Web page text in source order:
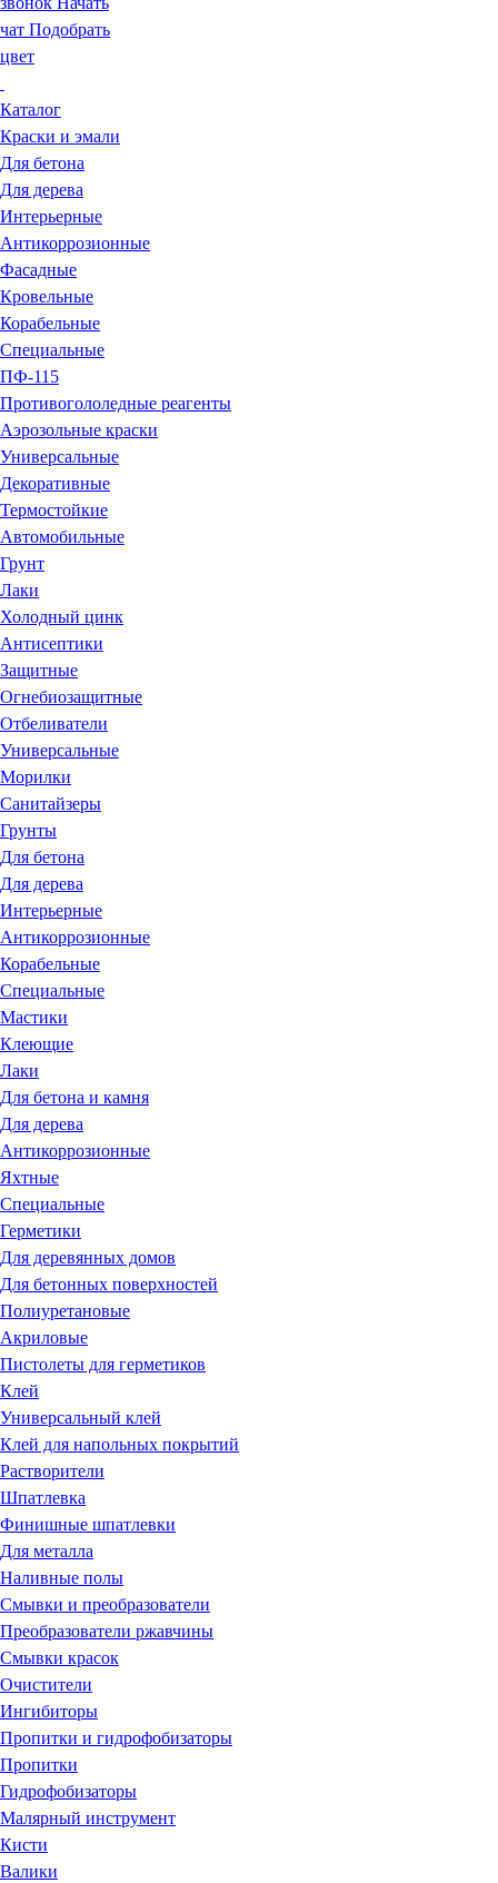
чат Подобрать
цвет
Каталог
Краски и эмали
Для бетона
Для дерева
Интерьерные
Антикоррозионные
Фасадные
Кровельные
Корабельные
Специальные
ПФ-115
Противогололедные реагенты
Аэрозольные краски
Универсальные
Декоративные
Термостойкие
Автомобильные
Грунт
Лаки
Холодный цинк
Антисептики
Защитные
Огнебиозащитные
Отбеливатели
Универсальные
Морилки
Санитайзеры
Грунты
Для бетона
Для дерева
Интерьерные
Антикоррозионные
Корабельные
Специальные
Мастики
Клеющие
Лаки
Для бетона и камня
Для дерева
Антикоррозионные
Яхтные
Специальные
Герметики
Для деревянных домов
Для бетонных поверхностей
Полиуретановые
Акриловые
Пистолеты для герметиков
Клей
Универсальный клей
Клей для напольных покрытий
Растворители
Шпатлевка
Финишные шпатлевки
Для металла
Наливные полы
Смывки и преобразователи
Преобразователи ржавчины
Смывки красок
Очистители
Ингибиторы
Пропитки и гидрофобизаторы
Пропитки
Гидрофобизаторы
Малярный инструмент
Кисти
Валики